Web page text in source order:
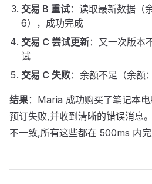
交易 B 重试：读取最新数据（
6），成功完成
交易 C 尝试更新：又一次版本
试
交易 C 失败：余额不足（余额
结果：Maria 成功购买了笔记本
预订失败,并收到清晰的错误消息
不一致,所有这些都在 500ms 内完